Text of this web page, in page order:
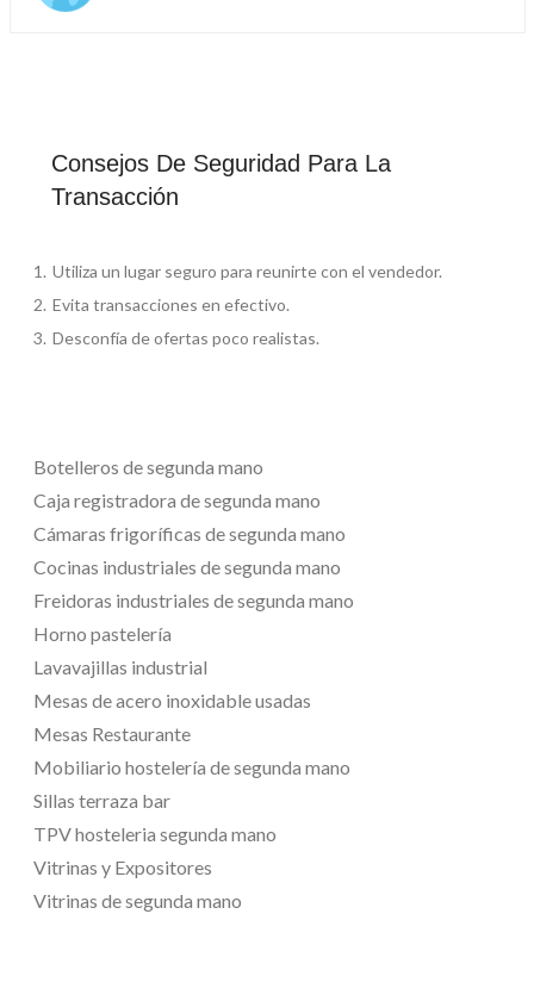
Consejos De Seguridad Para La
Transacción
Utiliza un lugar seguro para reunirte con el vendedor.
Evita transacciones en efectivo.
Desconfía de ofertas poco realistas.
Botelleros de segunda mano
Caja registradora de segunda mano
Cámaras frigoríficas de segunda mano
Cocinas industriales de segunda mano
Freidoras industriales de segunda mano
Horno pastelería
Lavavajillas industrial
Mesas de acero inoxidable usadas
Mesas Restaurante
Mobiliario hostelería de segunda mano
Sillas terraza bar
TPV hosteleria segunda mano
Vitrinas y Expositores
Vitrinas de segunda mano